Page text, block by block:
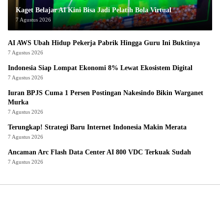
Kaget Belajar AI Kini Bisa Jadi Pelatih Bola Virtual
7 Agustus 2026
AI AWS Ubah Hidup Pekerja Pabrik Hingga Guru Ini Buktinya
7 Agustus 2026
Indonesia Siap Lompat Ekonomi 8% Lewat Ekosistem Digital
7 Agustus 2026
Iuran BPJS Cuma 1 Persen Postingan Nakesindo Bikin Warganet
Murka
7 Agustus 2026
Terungkap! Strategi Baru Internet Indonesia Makin Merata
7 Agustus 2026
Ancaman Arc Flash Data Center AI 800 VDC Terkuak Sudah
7 Agustus 2026